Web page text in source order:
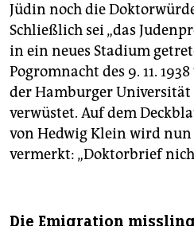
Jüdin noch die
Schließlich sei „das
in ein neues Stadium
Pogromnacht des 9. 11.
der Hamburger Universität
verwüstet. Auf dem
von Hedwig Klein wird
vermerkt: „Doktorbrief
Die Emigration